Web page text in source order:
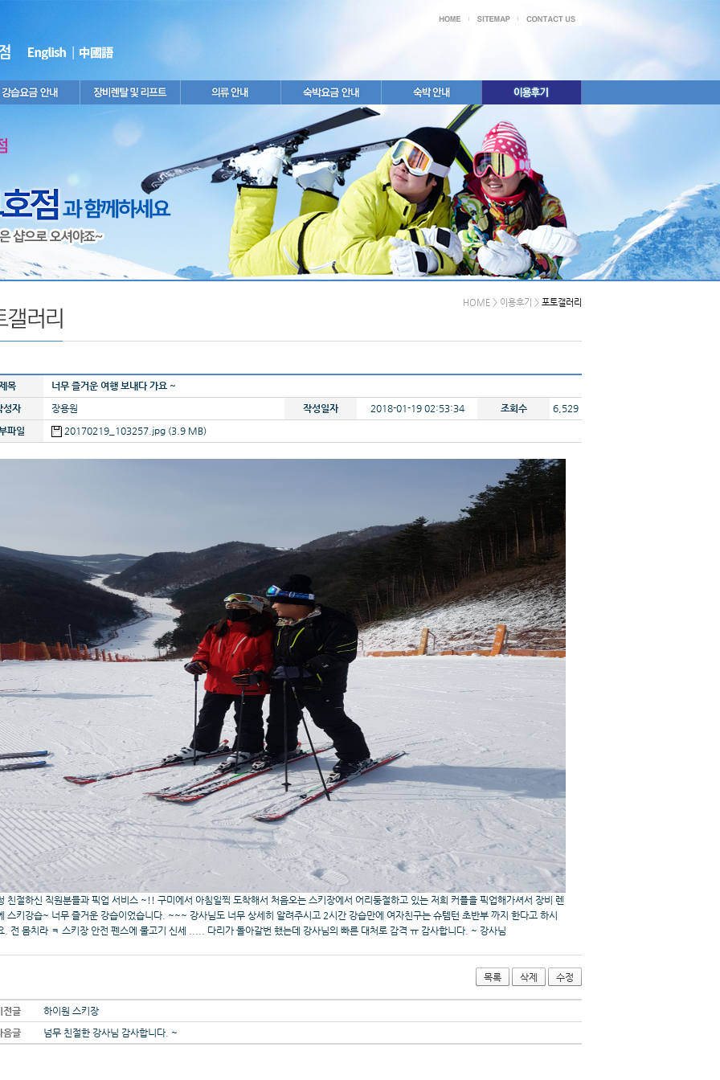
HOME > 이용후기 > 포토갤러리
목
너무 즐거운 여행 보내다 가요 ~
성자
장용원 작성일자 2018-01-19 02:53:34 조회수
6,529
파일
20170219_103257.jpg (3.9 MB)
친절하신 직원분들과 픽업 서비스 ~!! 구미에서 아침일찍 도착해서 처음오는 스키장에서 어리둥절하고 있는 저희 커플을 픽업해가셔서 장비 렌
스키강습~ 너무 즐거운 강습이었습니다. ~~~ 강사님도 너무 상세히 알려주시고 2시간 강습만에 여자친구는 슈템턴 초반부 까지 한다고 하시
. 전 몸치라 ㅋ 스키장 안전 펜스에 물고기 신세 ..... 다리가 돌아갈번 했는데 강사님의 빠른 대처로 감격 ㅠ 감사합니다. ~ 강사님
목록 삭제 수정
전글
하이원 스키장
음글
넘무 친절한 강사님 감사합니다. ~